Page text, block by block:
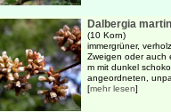
Dalbergia
(10 Korn)
immergrüner,
Zweigen oder auch
m mit dunkel
angeordneten,
[mehr lesen]